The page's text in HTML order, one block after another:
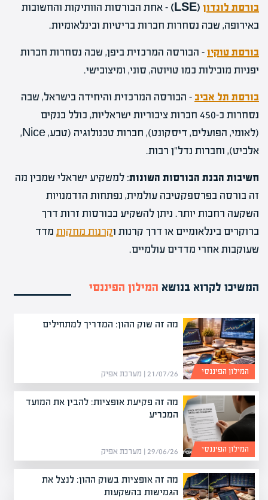
בורסת לונדון (LSE)
– אחת הבורסות הוותיקות והחשובות
באירופה, שבה נסחרות חברות בריטיות ובינלאומיות.
בורסת טוקיו– הבורסה המרכזית ביפן, שבה נסחרות חברות
יפניות מובילות כמו טויוטה, סוני, ומיצובישי.
בורסת תל אביב – הבורסה המרכזית והיחידה בישראל, שבה
נסחרות כ-450 חברות ציבוריות ישראליות, כולל בנקים
(לאומי, הפועלים, דיסקונט), חברות טכנולוגיה (טבע, Nice,
אלביט), וחברות נדל"ן רבות.
חשיבות הבנת הבורסות השונות: למשקיע ישראלי שמבין מה
זה בורסה בפרספקטיבה עולמית, נפתחות הזדמנויות
השקעה רחבות יותר. ניתן להשקיע בבורסות זרות דרך
ברוקרים בינלאומיים או דרך קרנות וקרנות מחקות מדד
שעוקבות אחרי מדדים עולמיים.
המשיכו לקרוא בנושא המילון הפיננסי
מה זה שוק ההון: המדריך למתחילים
21/07/26 | מערכת אפיק המילון הפיננסי
מה זה פקיעת אופציות: להבין את המועד
המכריע
29/06/26 | מערכת אפיק המילון הפיננסי
מה זה אופציות בשוק ההון: לנצל את
הגמישות בהשקעות